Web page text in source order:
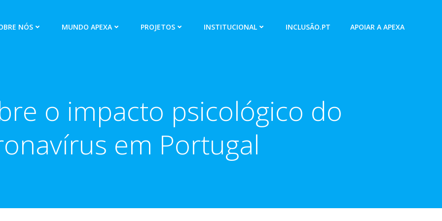
NÓS MUNDO APEXA PROJETOS INSTITUCIONAL INCLUSÃO.PT APOIAR A APEXA
o impacto psicológico do
em Portugal